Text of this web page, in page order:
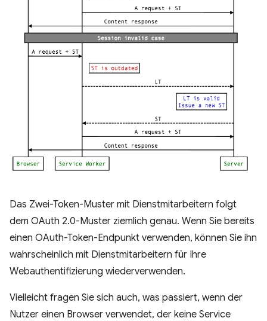
Das Zwei-Token-Muster mit Dienstmitarbeitern folgt
dem OAuth 2.0-Muster ziemlich genau. Wenn Sie bereits
einen OAuth-Token-Endpunkt verwenden, können Sie ihn
wahrscheinlich mit Dienstmitarbeitern für Ihre
Webauthentifizierung wiederverwenden.
Vielleicht fragen Sie sich auch, was passiert, wenn der
Nutzer einen Browser verwendet, der keine Service